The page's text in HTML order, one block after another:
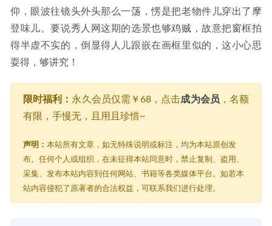
仰，眼波往镜头外头那么一荡，愣是把老物件儿穿出了摩
登味儿。要说秀人网这期的选景也够鸡贼，故意把窗框拍
得半虚不实的，倒显得人儿跟嵌在画框里似的，这小心思
耍得，够讲究！
限时福利： 永久会员仅需￥68，点击成为会员 ，名额
有限，手慢无，且用且珍惜~
声明： 本站所有文章，如无特殊说明或标注，均为本站原创发
布。任何个人或组织，在未征得本站同意时，禁止复制、盗用、
采集、发布本站内容到任何网站、书籍等各类媒体平台。如若本
站内容侵犯了原著者的合法权益，可联系我们进行处理。